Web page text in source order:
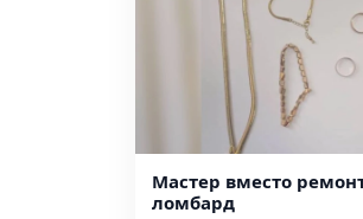
Мастер вместо
ломбард